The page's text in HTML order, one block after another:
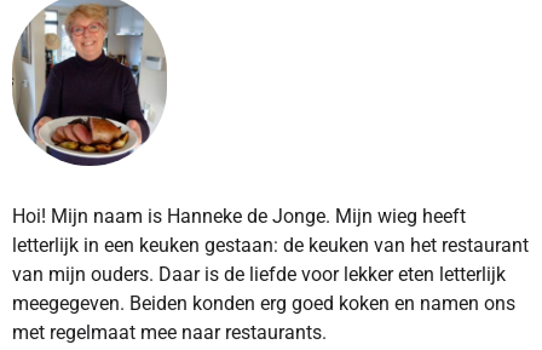
Hoi! Mijn naam is Hanneke de Jonge. Mijn wieg heeft
letterlijk in een keuken gestaan: de keuken van het restaurant
van mijn ouders. Daar is de liefde voor lekker eten letterlijk
meegegeven. Beiden konden erg goed koken en namen ons
met regelmaat mee naar restaurants.